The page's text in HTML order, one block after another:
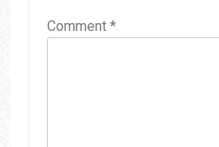
Comment *